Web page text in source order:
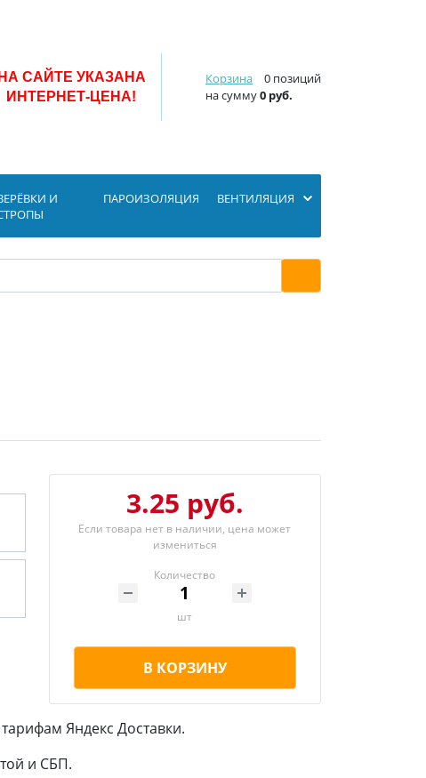
Корзина
0 позиций
на сумму0 руб.
НА САЙТЕ УКАЗАНА
ИНТЕРНЕТ-ЦЕНА!
И
ПАРОИЗОЛЯЦИЯ ВЕНТИЛЯЦИЯ
3.25 руб.
Если товара нет в наличии, цена может
измениться
Количество
шт
В КОРЗИНУ
Яндекс Доставки.
и СБП.